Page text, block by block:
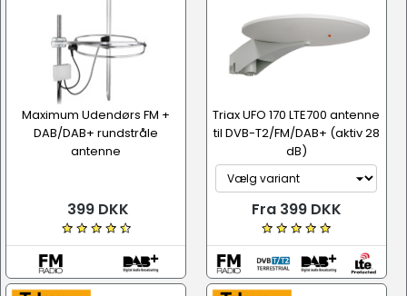
Maximum Udendørs FM +
DAB/DAB+ rundstråle
antenne
399 DKK
Triax UFO 170 LTE700 antenne
til DVB-T2/FM/DAB+ (aktiv 28
dB)
Fra 399 DKK